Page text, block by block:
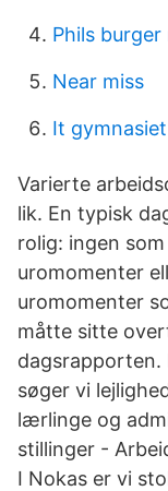
Phils
Near miss
It
Varierte
lik. En typisk
rolig: ingen
uromomenter
uromomenter
måtte sitte
dagsrapporten.
søger vi
lærlinge og
stillinger -
I Nokas er vi